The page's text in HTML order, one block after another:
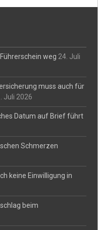
weg 24. Juli
muss auch für
Juli 2026
Datum auf Brief führt
Schmerzen
keine Einwilligung in
beim